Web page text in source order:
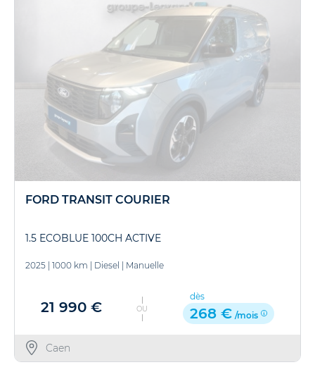
FORD TRANSIT COURIER
1.5 ECOBLUE 100CH ACTIVE
2025 1000 km Diesel Manuelle
21 990 € OU
dès
268 € /mois
Caen